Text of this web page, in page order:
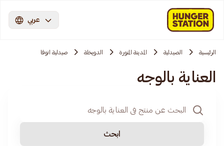
عربي
الرئيسية الصيدلية المدينة المنورة الدويخلة صيدلية انوفا
العناية بالوجه
ابحث